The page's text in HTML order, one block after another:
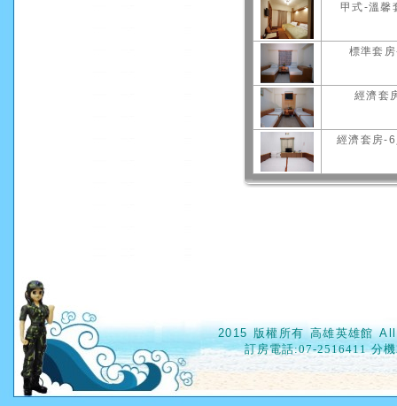
甲式-溫馨
標準套
經濟套
經濟套房-
2015 版權所有 高雄英雄館
訂房電話:07-2516411 分